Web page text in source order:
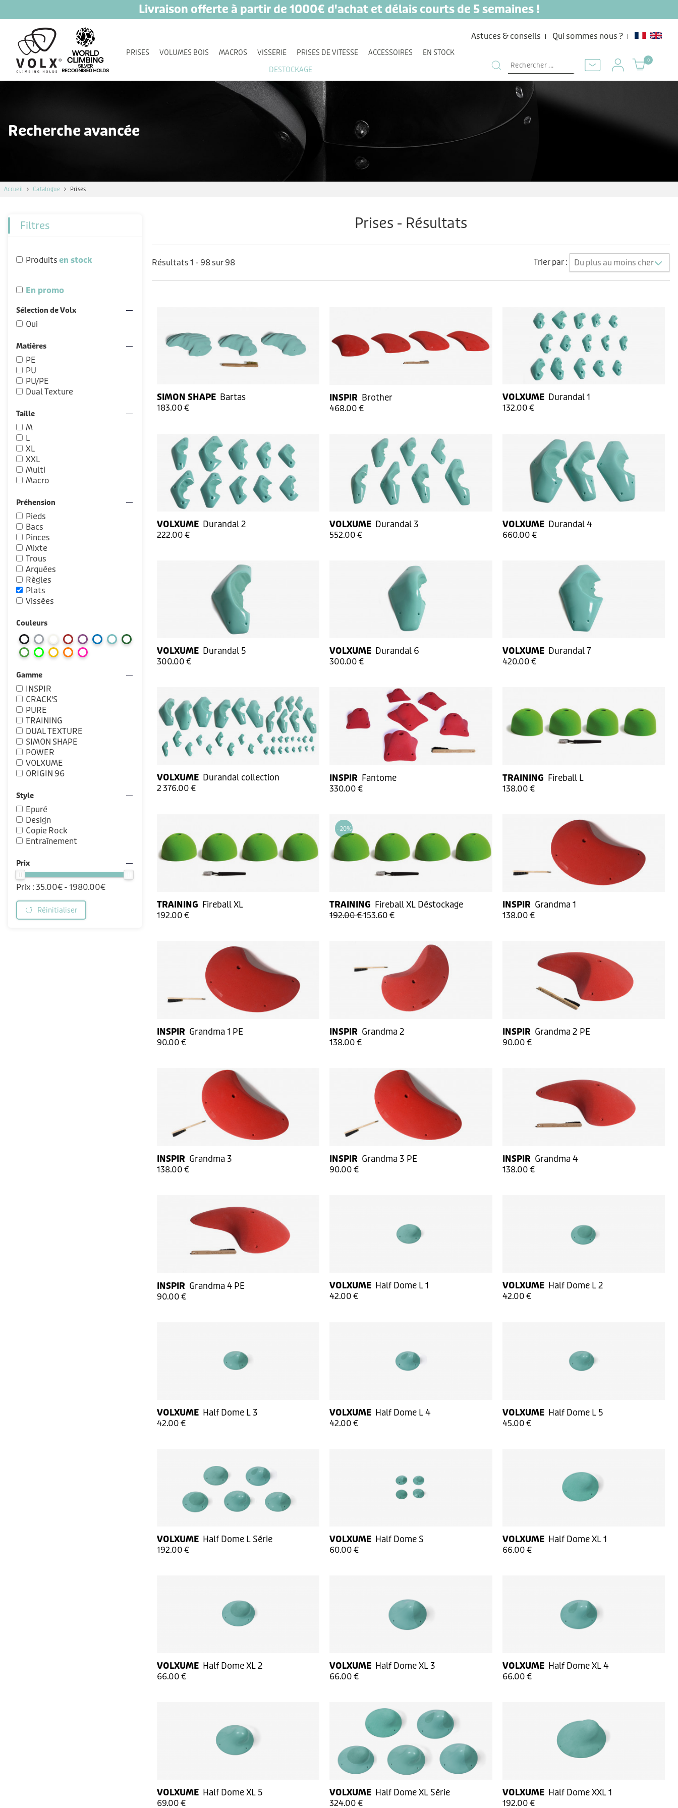
Livraison offerte à partir de 1000€ d'achat et délais courts de 5 semaines !
PRISES VOLUMES BOIS MACROS VISSERIE PRISES DE VITESSE ACCESSOIRES
EN STOCK
DESTOCKAGE
Astuces & conseils Qui sommes nous ?
0
Recherche avancée
Accueil Catalogue Prises
Prises - Résultats
Résultats 1 - 98 sur 98 Trier par : Du plus au moins cher
SIMON SHAPE Bartas
183.00 €
INSPIR Brother
468.00 €
VOLXUME Durandal 1
132.00 €
VOLXUME Durandal 2
222.00 €
VOLXUME Durandal 3
552.00 €
VOLXUME Durandal 4
660.00 €
VOLXUME Durandal 5
300.00 €
VOLXUME Durandal 6
300.00 €
VOLXUME Durandal 7
420.00 €
VOLXUME Durandal collection
2 376.00 €
INSPIR Fantome
330.00 €
TRAINING Fireball L
138.00 €
TRAINING Fireball XL
192.00 €
- 20%
TRAINING Fireball XL Déstockage
192.00 €153.60 €
INSPIR Grandma 1
138.00 €
INSPIR Grandma 1 PE
90.00 €
INSPIR Grandma 2
138.00 €
INSPIR Grandma 2 PE
90.00 €
INSPIR Grandma 3
138.00 €
INSPIR Grandma 3 PE
90.00 €
INSPIR Grandma 4
138.00 €
INSPIR Grandma 4 PE
90.00 €
VOLXUME Half Dome L 1
42.00 €
VOLXUME Half Dome L 2
42.00 €
VOLXUME Half Dome L 3
42.00 €
VOLXUME Half Dome L 4
42.00 €
VOLXUME Half Dome L 5
45.00 €
VOLXUME Half Dome L Série
192.00 €
VOLXUME Half Dome S
60.00 €
VOLXUME Half Dome XL 1
66.00 €
VOLXUME Half Dome XL 2
66.00 €
VOLXUME Half Dome XL 3
66.00 €
VOLXUME Half Dome XL 4
66.00 €
VOLXUME Half Dome XL 5
69.00 €
VOLXUME Half Dome XL Série
324.00 €
VOLXUME Half Dome XXL 1
192.00 €
Filtres
Produitsen stock
En promo
Sélection de Volx
Oui
Matières
PE
PU
PU/PE
Dual Texture
Taille
M
L
XL
XXL
Multi
Macro
Préhension
Pieds
Bacs
Pinces
Mixte
Trous
Arquées
Règles
Plats
Vissées
Couleurs
Gamme
INSPIR
CRACK'S
PURE
TRAINING
DUAL TEXTURE
SIMON SHAPE
POWER
VOLXUME
ORIGIN 96
Style
Epuré
Design
Copie Rock
Entraînement
Prix
Prix :35.00€ -1980.00€
Réinitialiser